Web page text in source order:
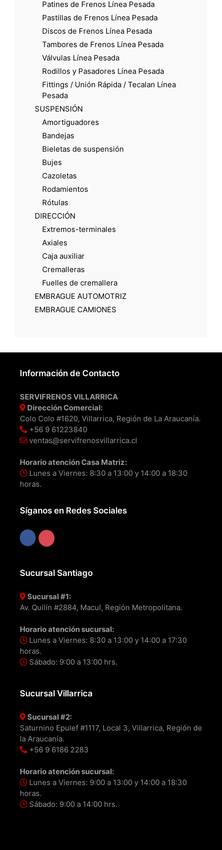
Patines de Frenos Línea Pesada
Pastillas de Frenos Línea Pesada
Discos de Frenos Línea Pesada
Tambores de Frenos Línea Pesada
Válvulas Línea Pesada
Rodillos y Pasadores Línea Pesada
Fittings / Unión Rápida / Tecalan Línea
Pesada
SUSPENSIÓN
Amortiguadores
Bandejas
Bieletas de suspensión
Bujes
Cazoletas
Rodamientos
Rótulas
DIRECCIÓN
Extremos-terminales
Axiales
Caja auxiliar
Cremalleras
Fuelles de cremallera
EMBRAGUE AUTOMOTRIZ
EMBRAGUE CAMIONES
Información de Contacto
SERVIFRENOS VILLARRICA
Dirección Comercial:
Colo Colo #1620, Villarrica, Región de La Araucanía.
+56 9 61223840
ventas@servifrenosvillarrica.cl
Horario atención Casa Matriz:
Lunes a Viernes: 8:30 a 13:00 y 14:00 a 18:30
horas.
Síganos en Redes Sociales
Sucursal Santiago
Sucursal #1:
Av. Quilín #2884, Macul, Región Metropolitana.
Horario atención sucursal:
Lunes a Viernes: 8:30 a 13:00 y 14:00 a 17:30
horas.
Sábado: 9:00 a 13:00 hrs.
Sucursal Villarrica
Sucursal #2:
Saturnino Epulef #1117, Local 3, Villarrica, Región de
la Araucanía.
+56 9 6186 2283
Horario atención sucursal:
Lunes a Viernes: 9:00 a 13:00 y 14:00 a 18:30
horas.
Sábado: 9:00 a 14:00 hrs.